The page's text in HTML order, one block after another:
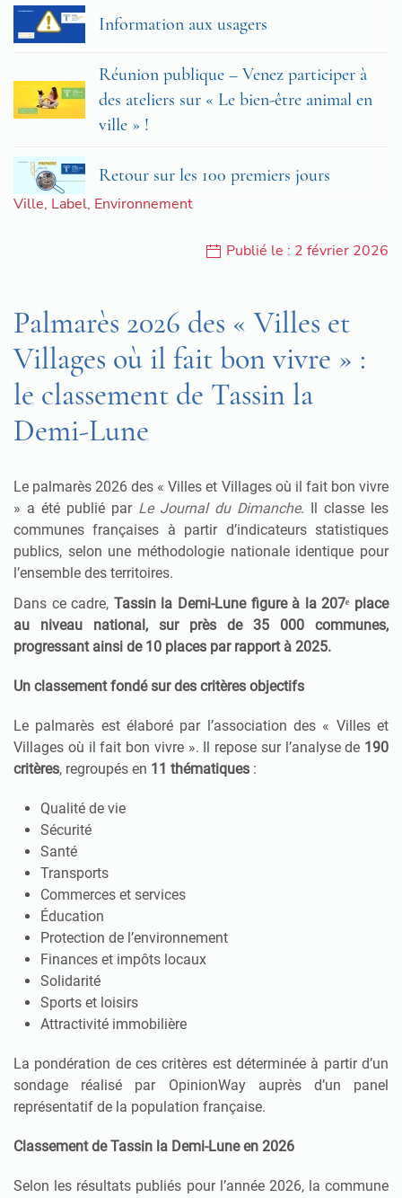
Information aux usagers
Réunion publique – Venez participer à
des ateliers sur « Le bien-être animal en
ville » !
Retour sur les 100 premiers jours
Ville, Label, Environnement
Publié le : 2 février 2026
Palmarès 2026 des « Villes et
Villages où il fait bon vivre » :
le classement de Tassin la
Demi-Lune
Le palmarès 2026 des « Villes et Villages où il fait bon vivre
» a été publié par Le Journal du Dimanche. Il classe les
communes françaises à partir d’indicateurs statistiques
publics, selon une méthodologie nationale identique pour
l’ensemble des territoires.
Dans ce cadre, Tassin la Demi-Lune figure à la 207ᵉ place
au niveau national, sur près de 35 000 communes,
progressant ainsi de 10 places par rapport à 2025.
Un classement fondé sur des critères objectifs
Le palmarès est élaboré par l’association des « Villes et
Villages où il fait bon vivre ». Il repose sur l’analyse de 190
critères, regroupés en 11 thématiques :
Qualité de vie
Sécurité
Santé
Transports
Commerces et services
Éducation
Protection de l’environnement
Finances et impôts locaux
Solidarité
Sports et loisirs
Attractivité immobilière
La pondération de ces critères est déterminée à partir d’un
sondage réalisé par OpinionWay auprès d’un panel
représentatif de la population française.
Classement de Tassin la Demi-Lune en 2026
Selon les résultats publiés pour l’année 2026, la commune